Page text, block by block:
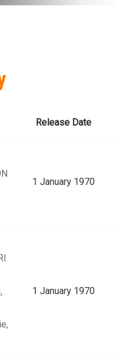
Release Date
1 January 1970
1 January 1970